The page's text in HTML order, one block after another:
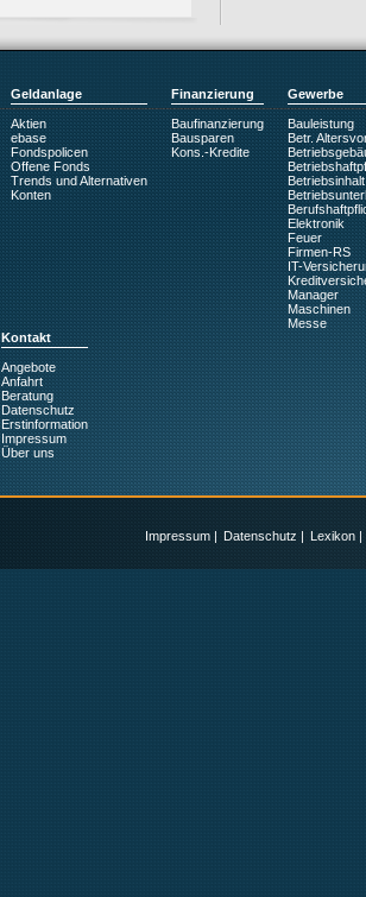
Geldanlage
Aktien
ebase
Fondspolicen
Offene Fonds
Trends und Alternativen
Konten
Finanzierung
Baufinanzierung
Bausparen
Kons.-Kredite
Gewerbe
Bauleistung
Betr.
Betriebsinhalt
Elektronik
Feuer
Firmen-RS
IT-
Manager
Maschinen
Messe
Kontakt
Angebote
Anfahrt
Beratung
Datenschutz
Erstinformation
Impressum
Über uns
Impressum | Datenschutz | Lexikon |